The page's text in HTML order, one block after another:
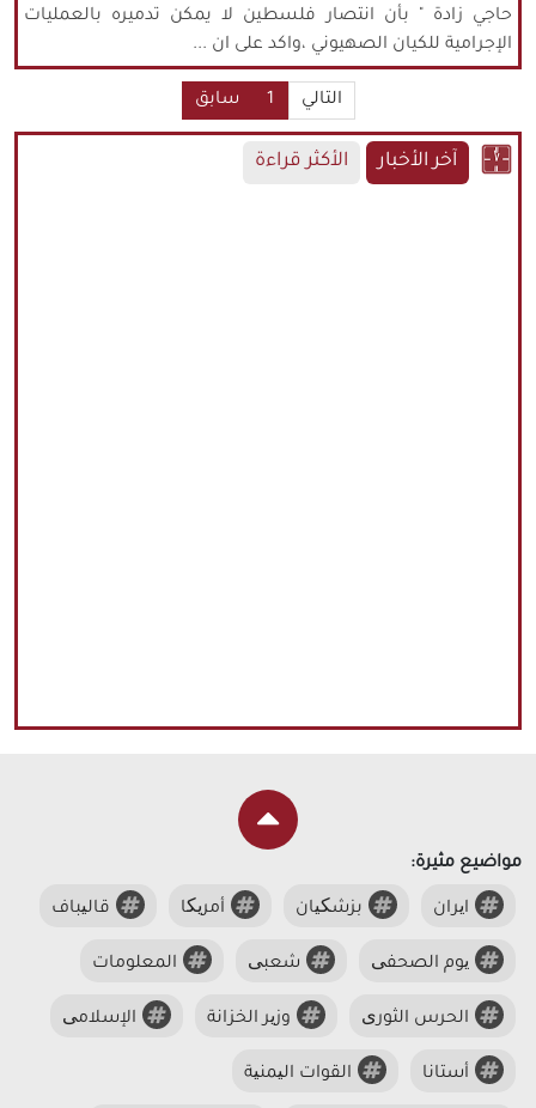
حاجي زادة " بأن انتصار فلسطين لا يمكن تدميره بالعمليات
الإجرامية للكيان الصهيوني ،واكد على ان ...
سابق 1 التالي
آخر الأخبار الأكثر قراءة
مواضيع مثيرة:
ایران بزشکیان أمریکا قالیباف
یوم الصحفی شعبی المعلومات
الحرس الثوری وزیر الخزانة الإسلامی
أستانا القوات الیمنیة